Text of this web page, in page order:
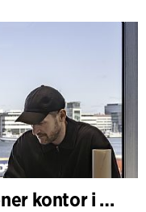
C.F. Møller Architects åbner kontor i Göteborg